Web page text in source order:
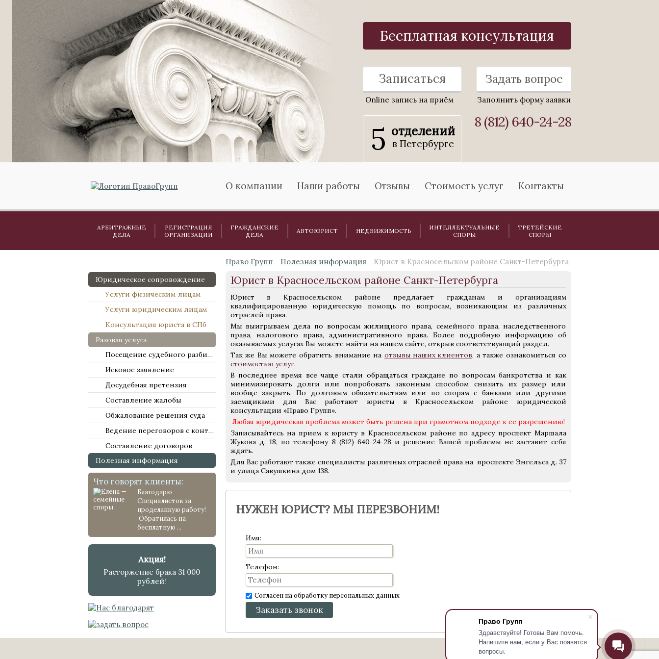
Право Групп
Здравствуйте! Готовы Вам помочь.
Напишите нам, если у Вас появятся
вопросы.
Бесплатная консультация
Записаться
Online запись на приём
Задать вопрос
Заполнить форму заявки
5 отделений
в Петербурге
8 (812) 640-24-28
О компании Наши работы Отзывы Стоимость услуг Контакты
АРБИТРАЖНЫЕ
ДЕЛА
РЕГИСТРАЦИЯ
ОРГАНИЗАЦИИ
ГРАЖДАНСКИЕ
ДЕЛА
АВТОЮРИСТ НЕДВИЖИМОСТЬ
ИНТЕЛЛЕКТУАЛЬНЫЕ
СПОРЫ
ТРЕТЕЙСКИЕ
СПОРЫ
Юридическое сопровождение
Услуги физическим лицам
Услуги юридическим лицам
Консультация юриста в СПб
Разовая услуга
Посещение судебного разбирательства
Исковое заявление
Досудебная претензия
Составление жалобы
Обжалование решения суда
Ведение переговоров с контрагентами
Составление договоров
Полезная информация
Что говорят клиенты:
Благодарю
Специалистов за
проделанную работу!
Обратилась на
бесплатную ...
Акция!
Расторжение брака 31 000
рублей!
Право Групп Полезная информация Юрист в Красносельском районе Санкт-Петербурга
Юрист в Красносельском районе Санкт-Петербурга
Юрист в Красносельском районе предлагает гражданам и организациям
квалифицированную юридическую помощь по вопросам, возникающим из различных
отраслей права.
Мы выигрываем дела по вопросам жилищного права, семейного права, наследственного
права, налогового права, административного права. Более подробную информацию об
оказываемых услугах Вы можете найти на нашем сайте, открыв соответствующий раздел.
Так же Вы можете обратить внимание на отзывы наших клиентов, а также ознакомиться со
стоимостью услуг.
В последнее время все чаще стали обращаться граждане по вопросам банкротства и как
минимизировать долги или попробовать законным способом снизить их размер или
вообще закрыть. По долговым обязательствам или по спорам с банками или другими
заемщиками для Вас работают юристы в Красносельском районе юридической
консультации «Право Групп».
Любая юридическая проблема может быть решена при грамотном подходе к ее разрешению!
Записывайтесь на прием к юристу в Красносельском районе по адресу проспект Маршала
Жукова д. 18, по телефону 8 (812) 640-24-28 и решение Вашей проблемы не заставит себя
ждать.
Для Вас работают также специалисты различных отраслей права на проспекте Энгельса д. 37
и улица Савушкина дом 138.
НУЖЕН ЮРИСТ? МЫ ПЕРЕЗВОНИМ!
Имя:
Телефон:
Согласен на обработку персональных данных
Заказать звонок